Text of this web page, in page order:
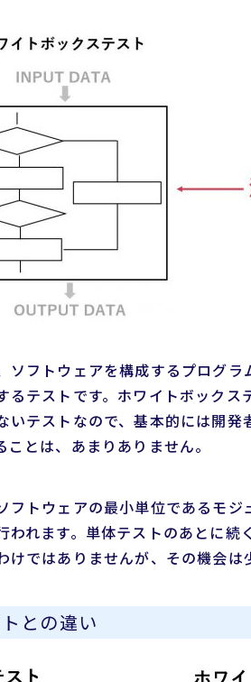
ソフトウェアを構成するプログラ
るテストです。ホワイトボックス
テストなので、基本的には開発
とは、あまりありません。
フトウェアの最小単位であるモジ
われます。単体テストのあとに
ではありませんが、その機会は
との違い